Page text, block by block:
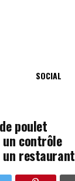
SOCIAL
poulet
contrôle
restaurant